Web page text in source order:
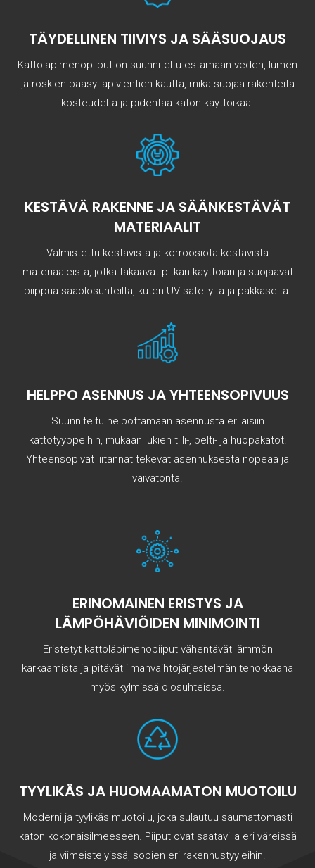
TÄYDELLINEN TIIVIYS JA SÄÄSUOJAUS
Kattoläpimenopiiput on suunniteltu estämään veden, lumen
ja roskien pääsy läpivientien kautta, mikä suojaa rakenteita
kosteudelta ja pidentää katon käyttöikää.
KESTÄVÄ RAKENNE JA SÄÄNKESTÄVÄT
MATERIAALIT
Valmistettu kestävistä ja korroosiota kestävistä
materiaaleista, jotka takaavat pitkän käyttöiän ja suojaavat
piippua sääolosuhteilta, kuten UV-säteilyltä ja pakkaselta.
HELPPO ASENNUS JA YHTEENSOPIVUUS
Suunniteltu helpottamaan asennusta erilaisiin
kattotyyppeihin, mukaan lukien tiili-, pelti- ja huopakatot.
Yhteensopivat liitännät tekevät asennuksesta nopeaa ja
vaivatonta.
ERINOMAINEN ERISTYS JA
LÄMPÖHÄVIÖIDEN MINIMOINTI
Eristetyt kattoläpimenopiiput vähentävät lämmön
karkaamista ja pitävät ilmanvaihtojärjestelmän tehokkaana
myös kylmissä olosuhteissa.
TYYLIKÄS JA HUOMAAMATON MUOTOILU
Moderni ja tyylikäs muotoilu, joka sulautuu saumattomasti
katon kokonaisilmeeseen. Piiput ovat saatavilla eri väreissä
ja viimeistelyissä, sopien eri rakennustyyleihin.